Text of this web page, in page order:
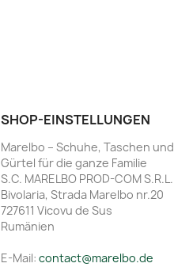
SHOP-EINSTELLUNGEN
Marelbo – Schuhe, Taschen und
Gürtel für die ganze Familie
S.C. MARELBO PROD-COM S.R.L.
Bivolaria, Strada Marelbo nr.20
727611 Vicovu de Sus
Rumänien
E-Mail: contact@marelbo.de